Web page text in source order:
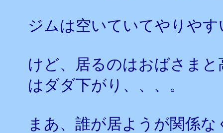
ジムは空いていてやりやす
けど、居るのはおばさま
はダダ下がり、、、。
まあ、誰が居ようが関係